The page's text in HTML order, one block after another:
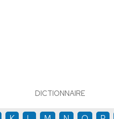
DICTIONNAIRE